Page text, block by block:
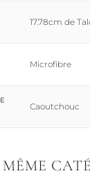
17.78cm de
Microfibre
Caoutchouc